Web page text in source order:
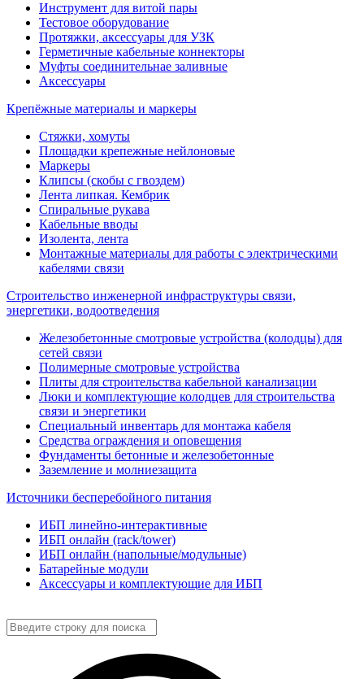
Инструмент для витой пары
Тестовое оборудование
Протяжки, аксессуары для УЗК
Герметичные кабельные коннекторы
Муфты соединительнае заливные
Аксессуары
Крепёжные материалы и маркеры
Стяжки, хомуты
Площадки крепежные нейлоновые
Маркеры
Клипсы (скобы с гвоздем)
Лента липкая. Кембрик
Спиральные рукава
Кабельные вводы
Изолента, лента
Монтажные материалы для работы с электрическими
кабелями связи
Строительство инженерной инфраструктуры связи,
энергетики, водоотведения
Железобетонные смотровые устройства (колодцы) для
сетей связи
Полимерные смотровые устройства
Плиты для строительства кабельной канализации
Люки и комплектующие колодцев для строительства
связи и энергетики
Специальный инвентарь для монтажа кабеля
Средства ограждения и оповещения
Фундаменты бетонные и железобетонные
Заземление и молниезащита
Источники бесперебойного питания
ИБП линейно-интерактивные
ИБП онлайн (rack/tower)
ИБП онлайн (напольные/модульные)
Батарейные модули
Аксессуары и комплектующие для ИБП